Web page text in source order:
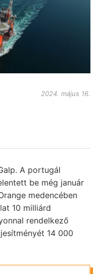
2024. május 16.
A portugál
be még január
medencében
10 milliárd
rendelkező
14 000